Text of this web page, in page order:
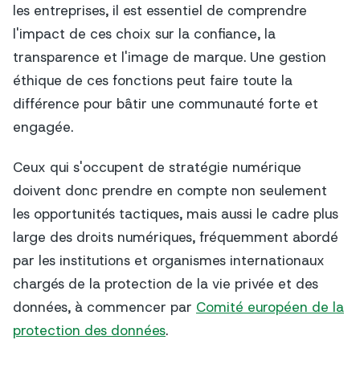
les entreprises, il est essentiel de comprendre
l'impact de ces choix sur la confiance, la
transparence et l'image de marque. Une gestion
éthique de ces fonctions peut faire toute la
différence pour bâtir une communauté forte et
engagée.
Ceux qui s'occupent de stratégie numérique
doivent donc prendre en compte non seulement
les opportunités tactiques, mais aussi le cadre plus
large des droits numériques, fréquemment abordé
par les institutions et organismes internationaux
chargés de la protection de la vie privée et des
données, à commencer par Comité européen de la
protection des données.